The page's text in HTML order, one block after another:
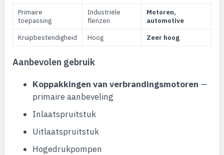
Primaire
toepassing
Industriële
flenzen
Motoren,
automotive
Kruipbestendigheid
Hoog Zeer hoog
Aanbevolen gebruik
Koppakkingen van verbrandingsmotoren —
primaire aanbeveling
Inlaatspruitstuk
Uitlaatspruitstuk
Hogedrukpompen